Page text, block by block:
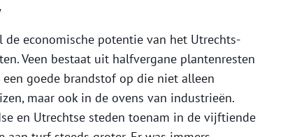
de economische potentie van het Utrechts-
Veen bestaat uit halfvergane plantenresten
goede brandstof op die niet alleen
maar ook in de ovens van industrieën.
en Utrechtse steden toenam in de vijftiende